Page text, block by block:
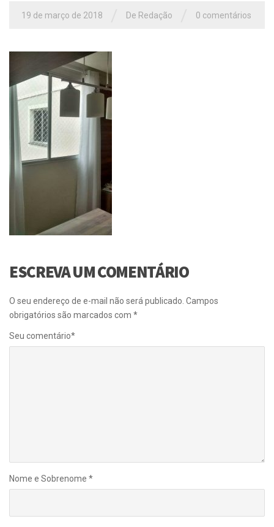
19 de março de 2018 De Redação 0 comentários
ESCREVA UM COMENTÁRIO
O seu endereço de e-mail não será publicado. Campos
obrigatórios são marcados com *
Seu comentário*
Nome e Sobrenome *